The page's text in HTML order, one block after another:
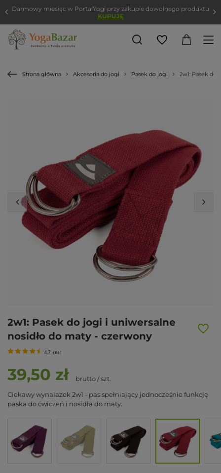
Strona główna Akcesoria do jogi Pasek do jogi 2w1: Pasek do
2w1: Pasek do jogi i uniwersalne
nosidło do maty - czerwony
4.7 ( 84)
39,50 zł brutto/szt.
Ciekawy wynalazek 2w1 - pas spełniający jednocześnie funkcję
paska do ćwiczeń i nosidła do maty.
Darmowy miesiąc w PortalYogi przy zakupie dowolnego produktu
KUPUJĘ